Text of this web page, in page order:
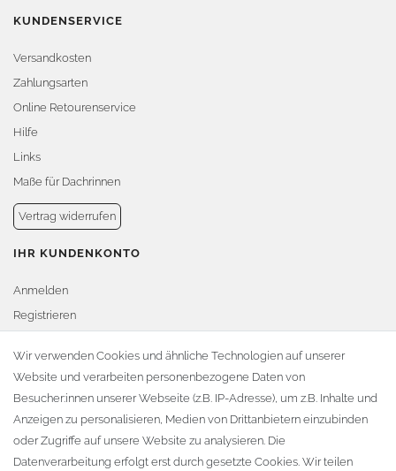
KUNDENSERVICE
Versandkosten
Zahlungsarten
Online Retourenservice
Hilfe
Links
Maße für Dachrinnen
Vertrag widerrufen
IHR KUNDENKONTO
Anmelden
Registrieren
Warenkorb
Zur Kasse
KONTAKT
Fa. Steffen Jost
Wir verwenden Cookies und ähnliche Technologien auf unserer
Website und verarbeiten personenbezogene Daten von
Besucher:innen unserer Webseite (z.B. IP-Adresse), um z.B. Inhalte und
Anzeigen zu personalisieren, Medien von Drittanbietern einzubinden
oder Zugriffe auf unsere Website zu analysieren. Die
Datenverarbeitung erfolgt erst durch gesetzte Cookies. Wir teilen